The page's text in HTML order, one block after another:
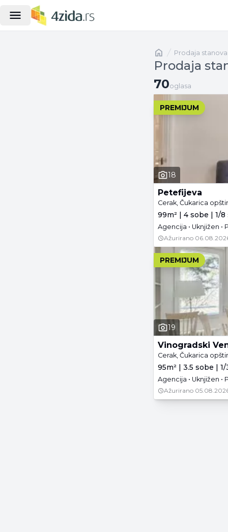
Naslovnaprodaja stanova
Prodaja
70 oglasa
70oglasa
PREMIJUM
18
Petefijeva
Cerak, Čukarica
99m² | 4 sobe | 1/
Agencija • Uknjižen •
Ažurirano
PREMIJUM
19
Vinogradski
Cerak, Čukarica
95m² | 3.5 sobe |
Agencija • Uknjižen •
Ažurirano